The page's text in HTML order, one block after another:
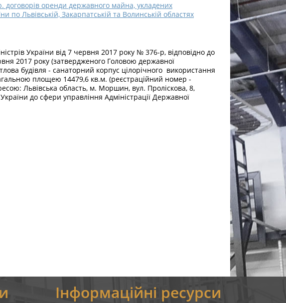
договорів оренди державного майна, укладених
по Львівській, Закарпатській та Волинській областях
України від 7 червня 2017 року № 376-р, відповідно до
2017 року (затвердженого Головою державної
будівля - санаторний корпус цілорічного використання
площею 14479,6 кв.м. (реєстраційний номер -
Львівська область, м. Моршин, вул. Проліскова, 8,
до сфери управління Адміністрації Державної
Інформаційні ресурси